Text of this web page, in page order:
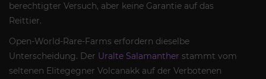
berechtigter Versuch, aber keine Garantie auf das
Reittier.
Open-World-Rare-Farms erfordern dieselbe
Unterscheidung. Der Uralte Salamanther stammt vom
seltenen Elitegegner Volcanakk auf der Verbotenen